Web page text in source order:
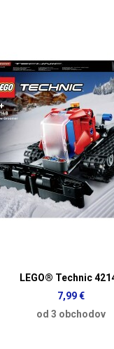
LEGO® Technic
7,99 €
od 3 obchodov